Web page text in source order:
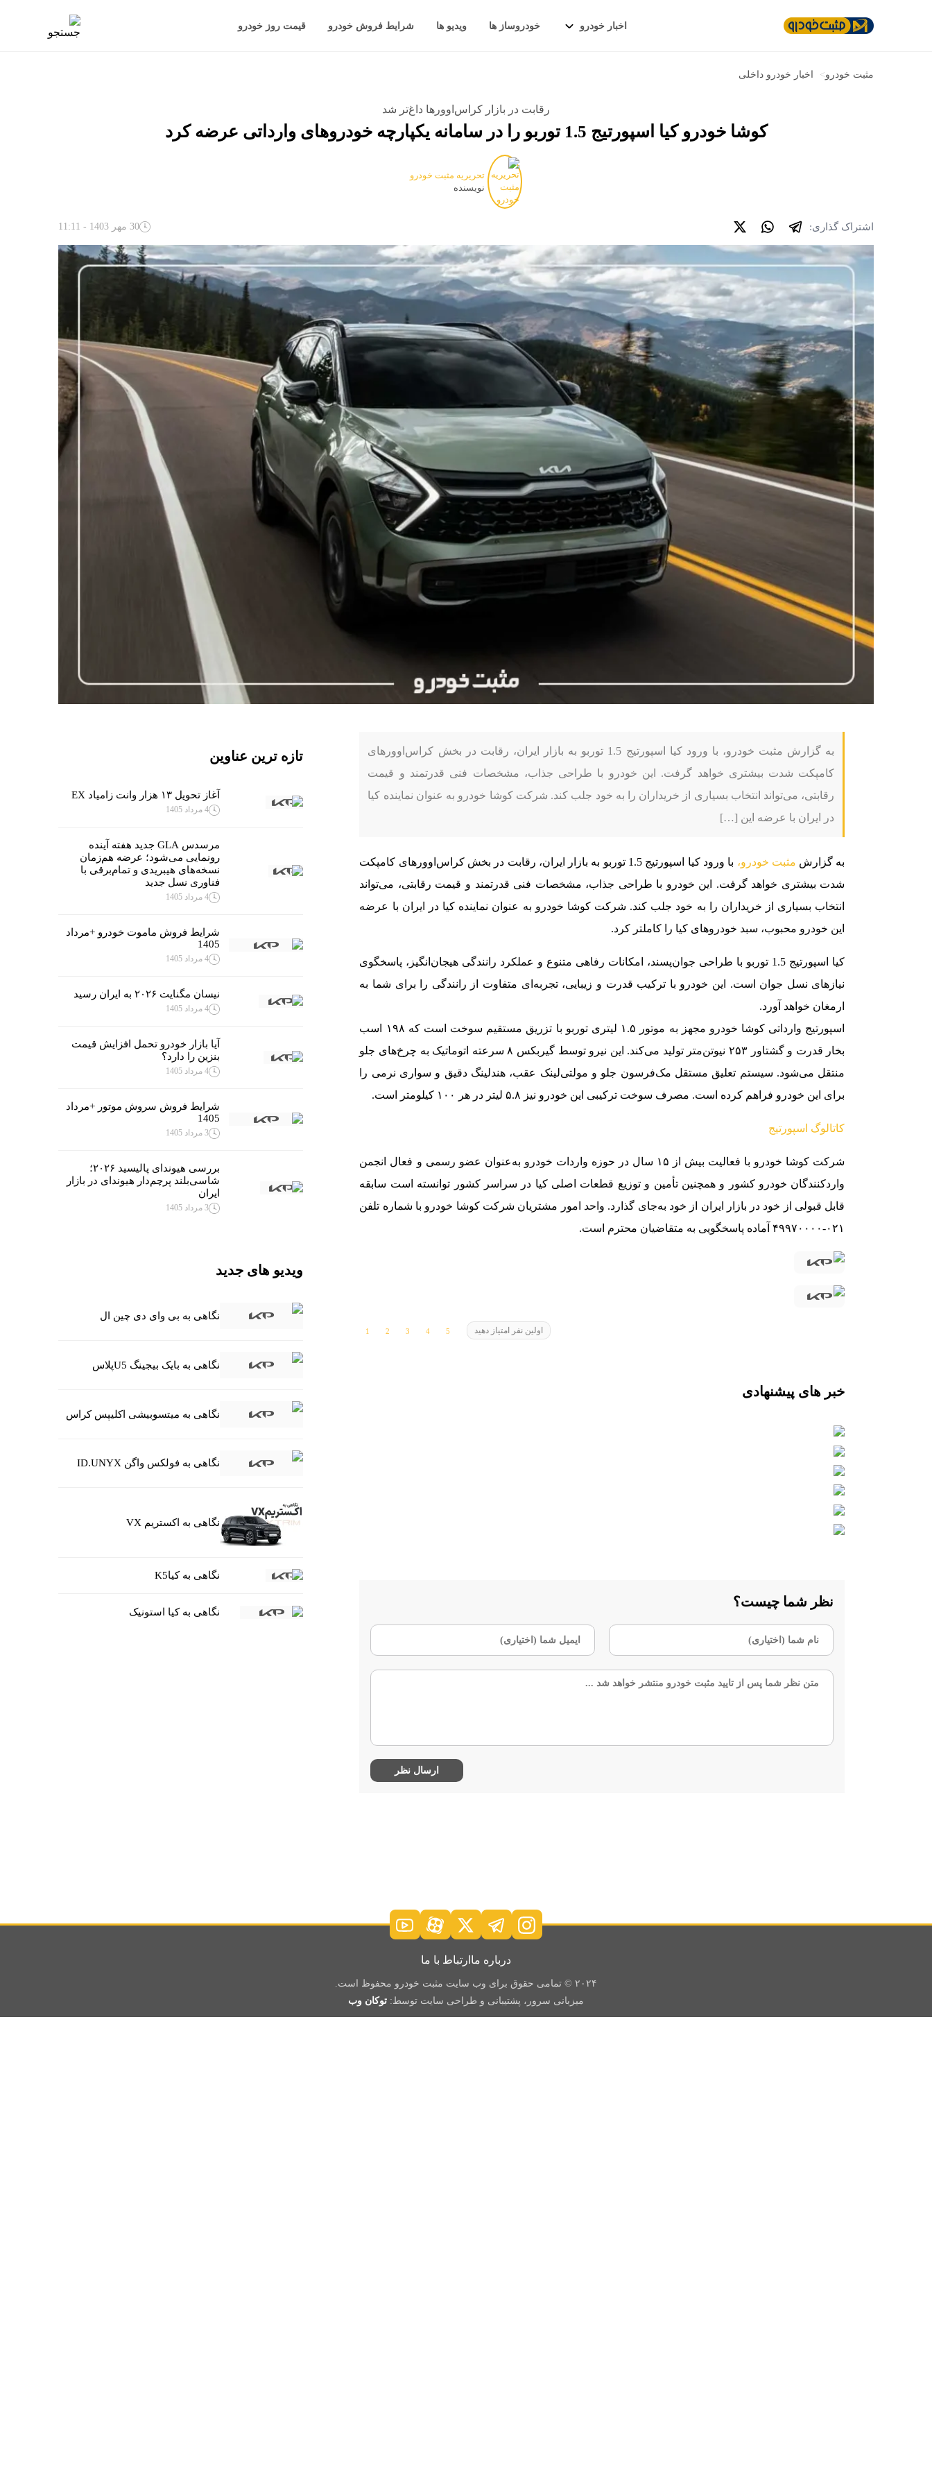
اخبار خودرو خودروساز ها ویدیو ها شرایط فروش خودرو قیمت روز خودرو
مثبت خودرو> اخبار خودرو داخلی
رقابت در بازار کراس‌اوورها داغ‌تر شد
کوشا خودرو کیا اسپورتیج 1.5 توربو را در سامانه یکپارچه خودروهای وارداتی عرضه کرد
تحریریه مثبت خودرو
نویسنده
اشتراک گذاری: 30 مهر 1403 - 11:11
به گزارش مثبت خودرو، با ورود کیا اسپورتیج 1.5 توربو به بازار ایران، رقابت در بخش کراس‌اوورهای
کامپکت شدت بیشتری خواهد گرفت. این خودرو با طراحی جذاب، مشخصات فنی قدرتمند و قیمت
رقابتی، می‌تواند انتخاب بسیاری از خریداران را به خود جلب کند. شرکت کوشا خودرو به عنوان نماینده کیا
در ایران با عرضه این […]
به گزارش مثبت خودرو،
با ورود کیا اسپورتیج 1.5 توربو به بازار ایران، رقابت در بخش کراس‌اوورهای کامپکت
شدت بیشتری خواهد گرفت. این خودرو با طراحی جذاب، مشخصات فنی قدرتمند و قیمت رقابتی، می‌تواند
انتخاب بسیاری از خریداران را به خود جلب کند. شرکت کوشا خودرو به عنوان نماینده کیا در ایران با عرضه
این خودرو محبوب، سبد خودروهای کیا را کاملتر کرد.
کیا اسپورتیج 1.5 توربو با طراحی جوان‌پسند، امکانات رفاهی متنوع و عملکرد رانندگی هیجان‌انگیز، پاسخگوی
نیازهای نسل جوان است. این خودرو با ترکیب قدرت و زیبایی، تجربه‌ای متفاوت از رانندگی را برای شما به
ارمغان خواهد آورد.
اسپورتیج وارداتی کوشا خودرو مجهز به موتور ۱.۵ لیتری توربو با تزریق مستقیم سوخت است که ۱۹۸ اسب
بخار قدرت و گشتاور ۲۵۳ نیوتن‌متر تولید می‌کند. این نیرو توسط گیربکس ۸ سرعته اتوماتیک به چرخ‌های جلو
منتقل می‌شود. سیستم تعلیق مستقل مک‌فرسون جلو و مولتی‌لینک عقب، هندلینگ دقیق و سواری نرمی را
برای این خودرو فراهم کرده است. مصرف سوخت ترکیبی این خودرو نیز ۵.۸ لیتر در هر ۱۰۰ کیلومتر است.
کاتالوگ اسپورتیج
شرکت کوشا خودرو با فعالیت بیش از ۱۵ سال در حوزه واردات خودرو به‌عنوان عضو رسمی و فعال انجمن
واردکنندگان خودرو کشور و همچنین تأمین و توزیع قطعات اصلی کیا در سراسر کشور توانسته است سابقه
قابل قبولی از خود در بازار ایران از خود به‌جای گذارد. واحد امور مشتریان شرکت کوشا خودرو با شماره تلفن
۰۲۱-۴۹۹۷۰۰۰۰ آماده پاسخگویی به متقاضیان محترم است.
اولین نفر امتیاز دهید
خبر های پیشنهادی
نظر شما چیست؟
تازه ترین عناوین
آغاز تحویل ۱۳ هزار وانت زامیاد EX
4 مرداد 1405
مرسدس GLA جدید هفته آینده
رونمایی می‌شود؛ عرضه هم‌زمان
نسخه‌های هیبریدی و تمام‌برقی با
فناوری نسل جدید
4 مرداد 1405
شرایط فروش ماموت خودرو +مرداد
1405
4 مرداد 1405
نیسان مگنایت ۲۰۲۶ به ایران رسید
4 مرداد 1405
آیا بازار خودرو تحمل افزایش قیمت
بنزین را دارد؟
4 مرداد 1405
شرایط فروش سروش موتور +مرداد
1405
3 مرداد 1405
بررسی هیوندای پالیسید ۲۰۲۶؛
شاسی‌بلند پرچم‌دار هیوندای در بازار
ایران
3 مرداد 1405
ویدیو های جدید
نگاهی به بی وای دی چین ال
نگاهی به بایک بیجینگ U5پلاس
نگاهی به میتسوبیشی اکلیپس کراس
نگاهی به فولکس واگن ID.UNYX
نگاهی به اکستریم VX
نگاهی به کیاK5
نگاهی به کیا استونیک
درباره ما ارتباط با ما
۲۰۲۴ © تمامی حقوق برای وب سایت مثبت خودرو محفوظ است.
میزبانی سرور، پشتیبانی و طراحی سایت توسط: توکان وب